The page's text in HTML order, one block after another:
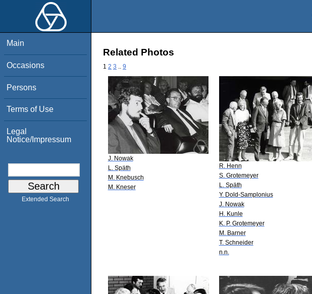
Main
Occasions
Persons
Terms of Use
Legal
Notice/Impressum
Extended Search
Related Photos
1 2 3 9
J. Nowak
L. Späth
M. Knebusch
M. Kneser
R. Henn
S. Grotemeyer
L. Späth
Y. Dold-Samplonius
J. Nowak
H. Kunle
K. P. Grotemeyer
M. Barner
T. Schneider
n.n.